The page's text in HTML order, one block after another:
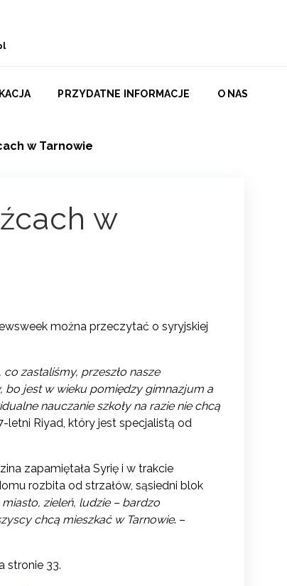
PRZYDATNE INFORMACJE O NAS
w Tarnowie
w
można przeczytać o syryjskiej
zastaliśmy, przeszło nasze
bo jest w wieku pomiędzy gimnazjum a
nauczanie szkoły na razie nie chcą
letni Riyad, który jest specjalistą od
zapamiętała Syrię i w trakcie
rozbita od strzałów, sąsiedni blok
zieleń, ludzie – bardzo
chcą mieszkać w Tarnowie. –
stronie 33.